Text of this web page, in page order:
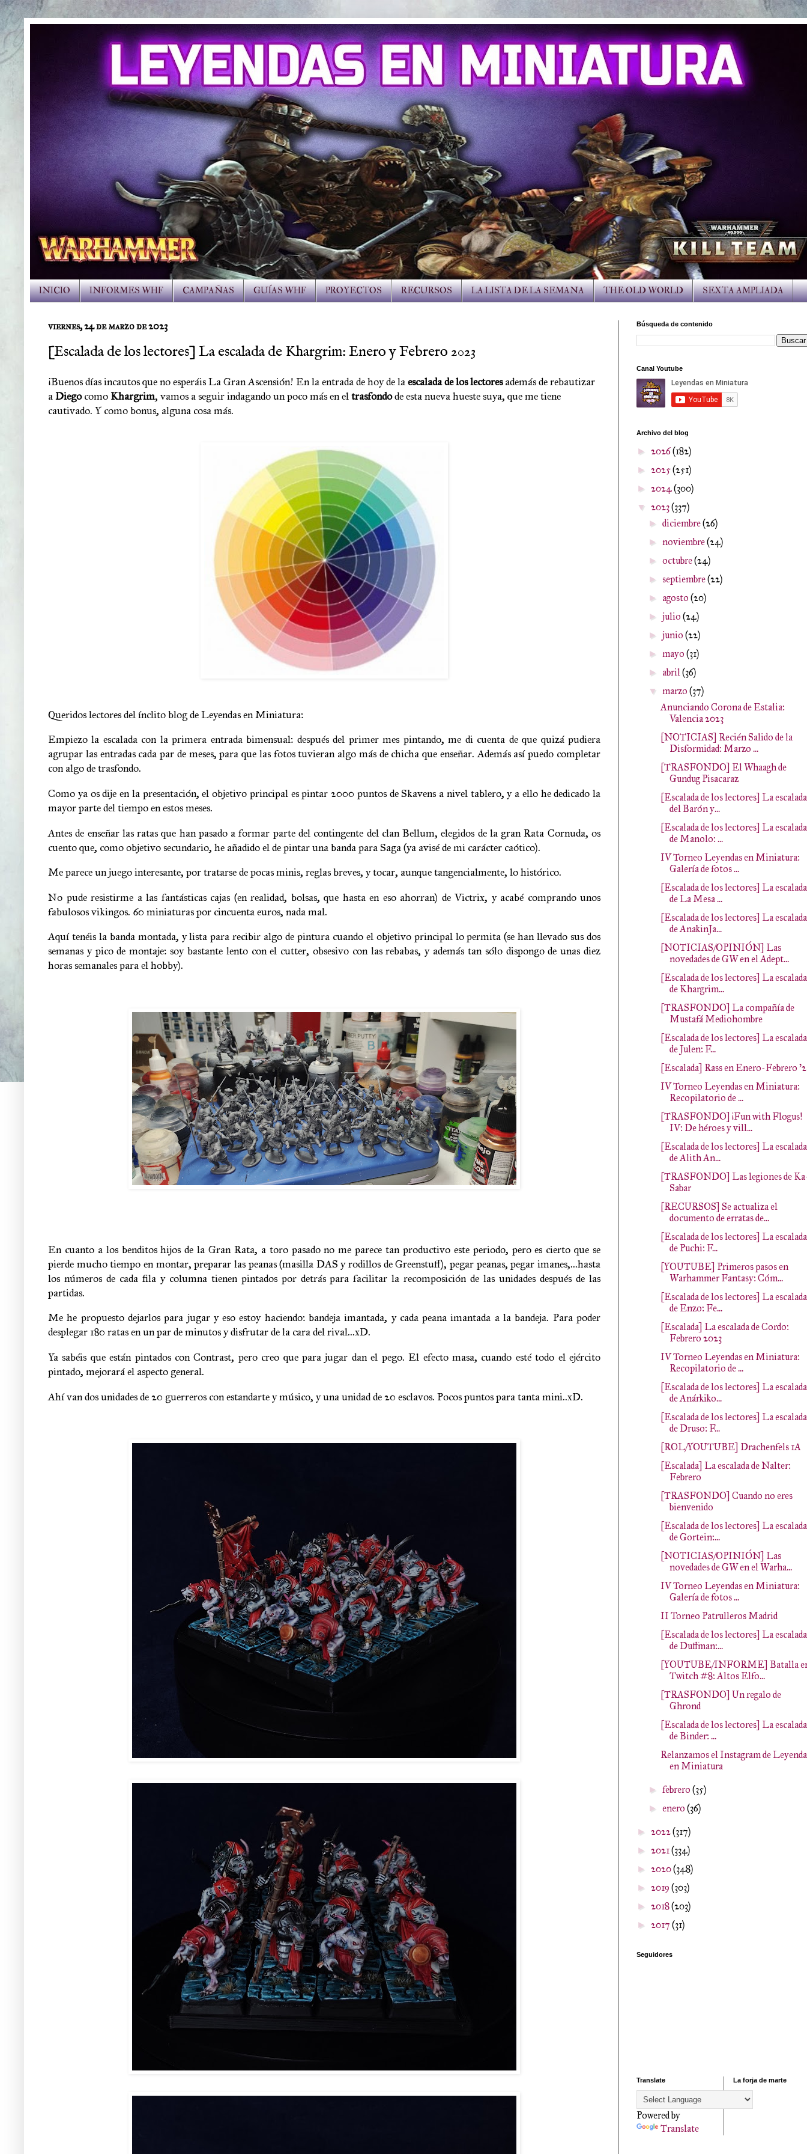
INICIO INFORMES WHF CAMPAÑAS GUÍAS WHF PROYECTOS RECURSOS LA LISTA DE LA SEMANA THE OLD WORLD SEXTA AMPLIADA
viernes, 24 de marzo de 2023
[Escalada de los lectores] La escalada de Khargrim: Enero y Febrero 2023
¡Buenos días incautos que no esperáis La Gran Ascensión! En la entrada de hoy de laescalada de los lectoresademás de rebautizar
aDiegocomo Khargrim, vamos a seguir indagando un poco más en eltrasfondode esta nueva hueste suya, que me tiene
cautivado. Y como bonus, alguna cosa más.
Queridos lectores del ínclito blog de Leyendas en Miniatura:
Empiezo la escalada con la primera entrada bimensual: después del primer mes pintando, me di cuenta de que quizá pudiera
agrupar las entradas cada par de meses, para que las fotos tuvieran algo más de chicha que enseñar. Además así puedo completar
con algo de trasfondo.
Como ya os dije en la presentación, el objetivo principal es pintar 2000 puntos de Skavens a nivel tablero, y a ello he dedicado la
mayor parte del tiempo en estos meses.
Antes de enseñar las ratas que han pasado a formar parte del contingente del clan Bellum, elegidos de la gran Rata Cornuda, os
cuento que, como objetivo secundario, he añadido el de pintar una banda para Saga (ya avisé de mi carácter caótico).
Me parece un juego interesante, por tratarse de pocas minis, reglas breves, y tocar, aunque tangencialmente, lo histórico.
No pude resistirme a las fantásticas cajas (en realidad, bolsas, que hasta en eso ahorran) de Victrix, y acabé comprando unos
fabulosos vikingos. 60 miniaturas por cincuenta euros, nada mal.
Aquí tenéis la banda montada, y lista para recibir algo de pintura cuando el objetivo principal lo permita (se han llevado sus dos
semanas y pico de montaje: soy bastante lento con el cutter, obsesivo con las rebabas, y además tan sólo dispongo de unas diez
horas semanales para el hobby).
En cuanto a los benditos hijos de la Gran Rata, a toro pasado no me parece tan productivo este periodo, pero es cierto que se
pierde mucho tiempo en montar, preparar las peanas (masilla DAS y rodillos de Greenstuff), pegar peanas, pegar imanes,...hasta
los números de cada fila y columna tienen pintados por detrás para facilitar la recomposición de las unidades después de las
partidas.
Me he propuesto dejarlos para jugar y eso estoy haciendo: bandeja imantada, y cada peana imantada a la bandeja. Para poder
desplegar 180 ratas en un par de minutos y disfrutar de la cara del rival...xD.
Ya sabéis que están pintados con Contrast, pero creo que para jugar dan el pego. El efecto masa, cuando esté todo el ejército
pintado, mejorará el aspecto general.
Ahí van dos unidades de 20 guerreros con estandarte y músico, y una unidad de 20 esclavos. Pocos puntos para tanta mini..xD.
Búsqueda de contenido
Canal Youtube
Archivo del blog
► 2026(182)
► 2025(251)
► 2024(300)
▼ 2023(337)
►diciembre(26)
►noviembre(24)
►octubre(24)
►septiembre(22)
► agosto(20)
►julio(24)
►junio(22)
► mayo(31)
► abril(36)
▼ marzo(37)
Anunciando Corona de Estalia:
Valencia 2023
[NOTICIAS] Recién Salido de la
Disformidad: Marzo ...
[TRASFONDO] El Whaagh de
Gundug Pisacaraz
[Escalada de los lectores] La escalada
del Barón y...
[Escalada de los lectores] La escalada
de Manolo: ...
IV Torneo Leyendas en Miniatura:
Galería de fotos ...
[Escalada de los lectores] La escalada
de La Mesa ...
[Escalada de los lectores] La escalada
de AnakinJa...
[NOTICIAS/OPINIÓN] Las
novedades de GW en el Adept...
[Escalada de los lectores] La escalada
de Khargrim...
[TRASFONDO] La compañía de
Mustafá Mediohombre
[Escalada de los lectores] La escalada
de Julen: F...
[Escalada] Rass en Enero-Febrero
IV Torneo Leyendas en Miniatura:
Recopilatorio de ...
[TRASFONDO] ¡Fun with Flogus!
IV: De héroes y vill...
[Escalada de los lectores] La escalada
de Alith An...
[TRASFONDO] Las legiones de
Sabar
[RECURSOS] Se actualiza el
documento de erratas de...
[Escalada de los lectores] La escalada
de Puchi: F...
[YOUTUBE] Primeros pasos en
Warhammer Fantasy: Cóm...
[Escalada de los lectores] La escalada
de Enzo: Fe...
[Escalada] La escalada de Cordo:
Febrero 2023
IV Torneo Leyendas en Miniatura:
Recopilatorio de ...
[Escalada de los lectores] La escalada
de Anárkiko...
[Escalada de los lectores] La escalada
de Druso: F...
[ROL/YOUTUBE] Drachenfels 1A
[Escalada] La escalada de Nalter:
Febrero
[TRASFONDO] Cuando no eres
bienvenido
[Escalada de los lectores] La escalada
de Gortein:...
[NOTICIAS/OPINIÓN] Las
novedades de GW en el Warha...
IV Torneo Leyendas en Miniatura:
Galería de fotos ...
II Torneo Patrulleros Madrid
[Escalada de los lectores] La escalada
de Duffman:...
[YOUTUBE/INFORME] Batalla
Twitch #8: Altos Elfo...
[TRASFONDO] Un regalo de
Ghrond
[Escalada de los lectores] La escalada
de Binder: ...
Relanzamos el Instagram de
en Miniatura
►febrero(35)
►enero(36)
► 2022(317)
► 2021(334)
► 2020(348)
► 2019 (303)
► 2018(203)
► 2017 (31)
Seguidores
Translate
Powered by
Translate
La forja de marte